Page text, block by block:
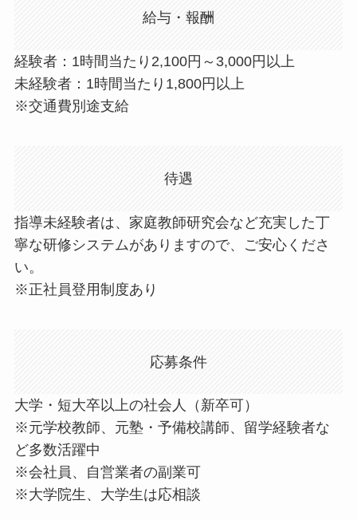
給与・報酬
経験者：1時間当たり2,100円～3,000円以上
未経験者：1時間当たり1,800円以上
※交通費別途支給
待遇
指導未経験者は、家庭教師研究会など充実した丁
寧な研修システムがありますので、ご安心くださ
い。
※正社員登用制度あり
応募条件
大学・短大卒以上の社会人（新卒可）
※元学校教師、元塾・予備校講師、留学経験者な
ど多数活躍中
※会社員、自営業者の副業可
※大学院生、大学生は応相談